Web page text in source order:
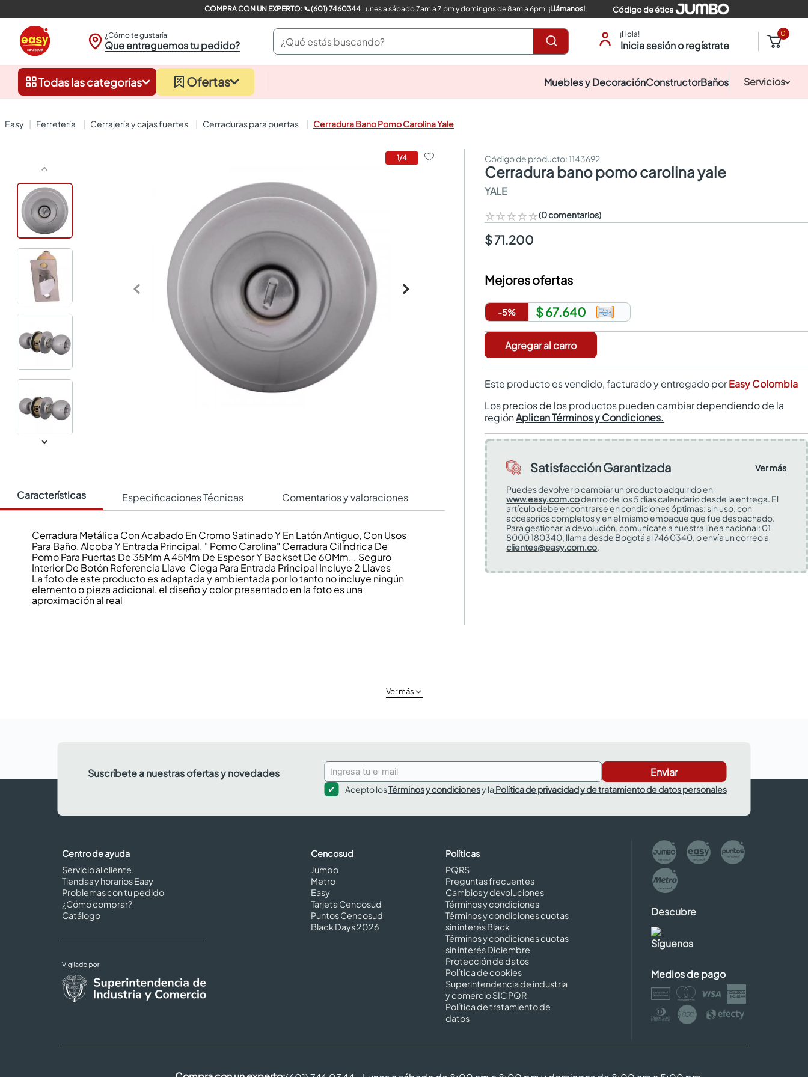
COMPRA CON UN EXPERTO: 📞(601) 7460344Lunes a sábado 7am a 7 pm y domingos de 8am a 6pm. ¡Llámanos! Código de ética
¿Cómo te gustaría
Que entreguemos tu pedido?
¿Qué estás buscando? ¡Hola!
Inicia sesión o regístrate
0
Todas las categorías Ofertas Muebles y DecoraciónConstructorBaños Servicios
ferretería cerrajería y cajas fuertes cerraduras para puertas Cerradura Bano Pomo Carolina Yale
1/4
Características Especificaciones Técnicas Comentarios y valoraciones
Cerradura Metálica Con Acabado En Cromo Satinado Y En Latón Antiguo, Con Usos
Para Baño, Alcoba Y Entrada Principal. " Pomo Carolina" Cerradura Cilíndrica De
Pomo Para Puertas De 35Mm A 45Mm De Espesor Y Backset De 60Mm. . Seguro
Interior De Botón Referencia Llave  Ciega Para Entrada Principal Incluye 2 Llaves
La foto de este producto es adaptada y ambientada por lo tanto no incluye ningún
elemento o pieza adicional, el diseño y color presentado en la foto es una
aproximación al real
:1143692
cerradura bano pomo carolina yale
YALE
☆☆☆☆☆(0 comentarios)
$ 71.200
Mejores ofertas
-5% $ 67.640
Agregar al carro
Este producto es vendido, facturado y entregado porEasy Colombia
Los precios de los productos pueden cambiar dependiendo de la
regiónAplican Términos y Condiciones.
Satisfacción Garantizada
Ver más
Puedes devolver o cambiar un producto adquirido en
www.easy.com.codentro de los 5 días calendario desde la entrega. El
artículo debe encontrarse en condiciones óptimas: sin uso, con
accesorios completos y en el mismo empaque que fue despachado.
Para gestionar la devolución, comunícate a nuestra línea nacional: 01
8000 180340, llama desde Bogotá al 746 0340, o envía un correo a
clientes@easy.com.co.
Ver más
Suscríbete a nuestras ofertas y novedades Enviar
Acepto losTérminos y condicionesy la Política de privacidad y de tratamiento de datos personales
Centro de ayuda
Servicio al cliente
Tiendas y horarios Easy
Problemas con tu pedido
¿Cómo comprar?
Catálogo
Cencosud
Jumbo
Metro
Easy
Tarjeta Cencosud
Puntos Cencosud
Black Days 2026
Políticas
PQRS
Preguntas frecuentes
Cambios y devoluciones
Términos y condiciones
Términos y condiciones cuotas
sin interés Black
Términos y condiciones cuotas
sin interés Diciembre
Protección de datos
Política de cookies
Superintendencia de industria
y comercio SIC PQR
Política de tratamiento de
datos
Descubre
Síguenos
Medios de pago
closet
sanitarios
armarios closet
comedores
neveras